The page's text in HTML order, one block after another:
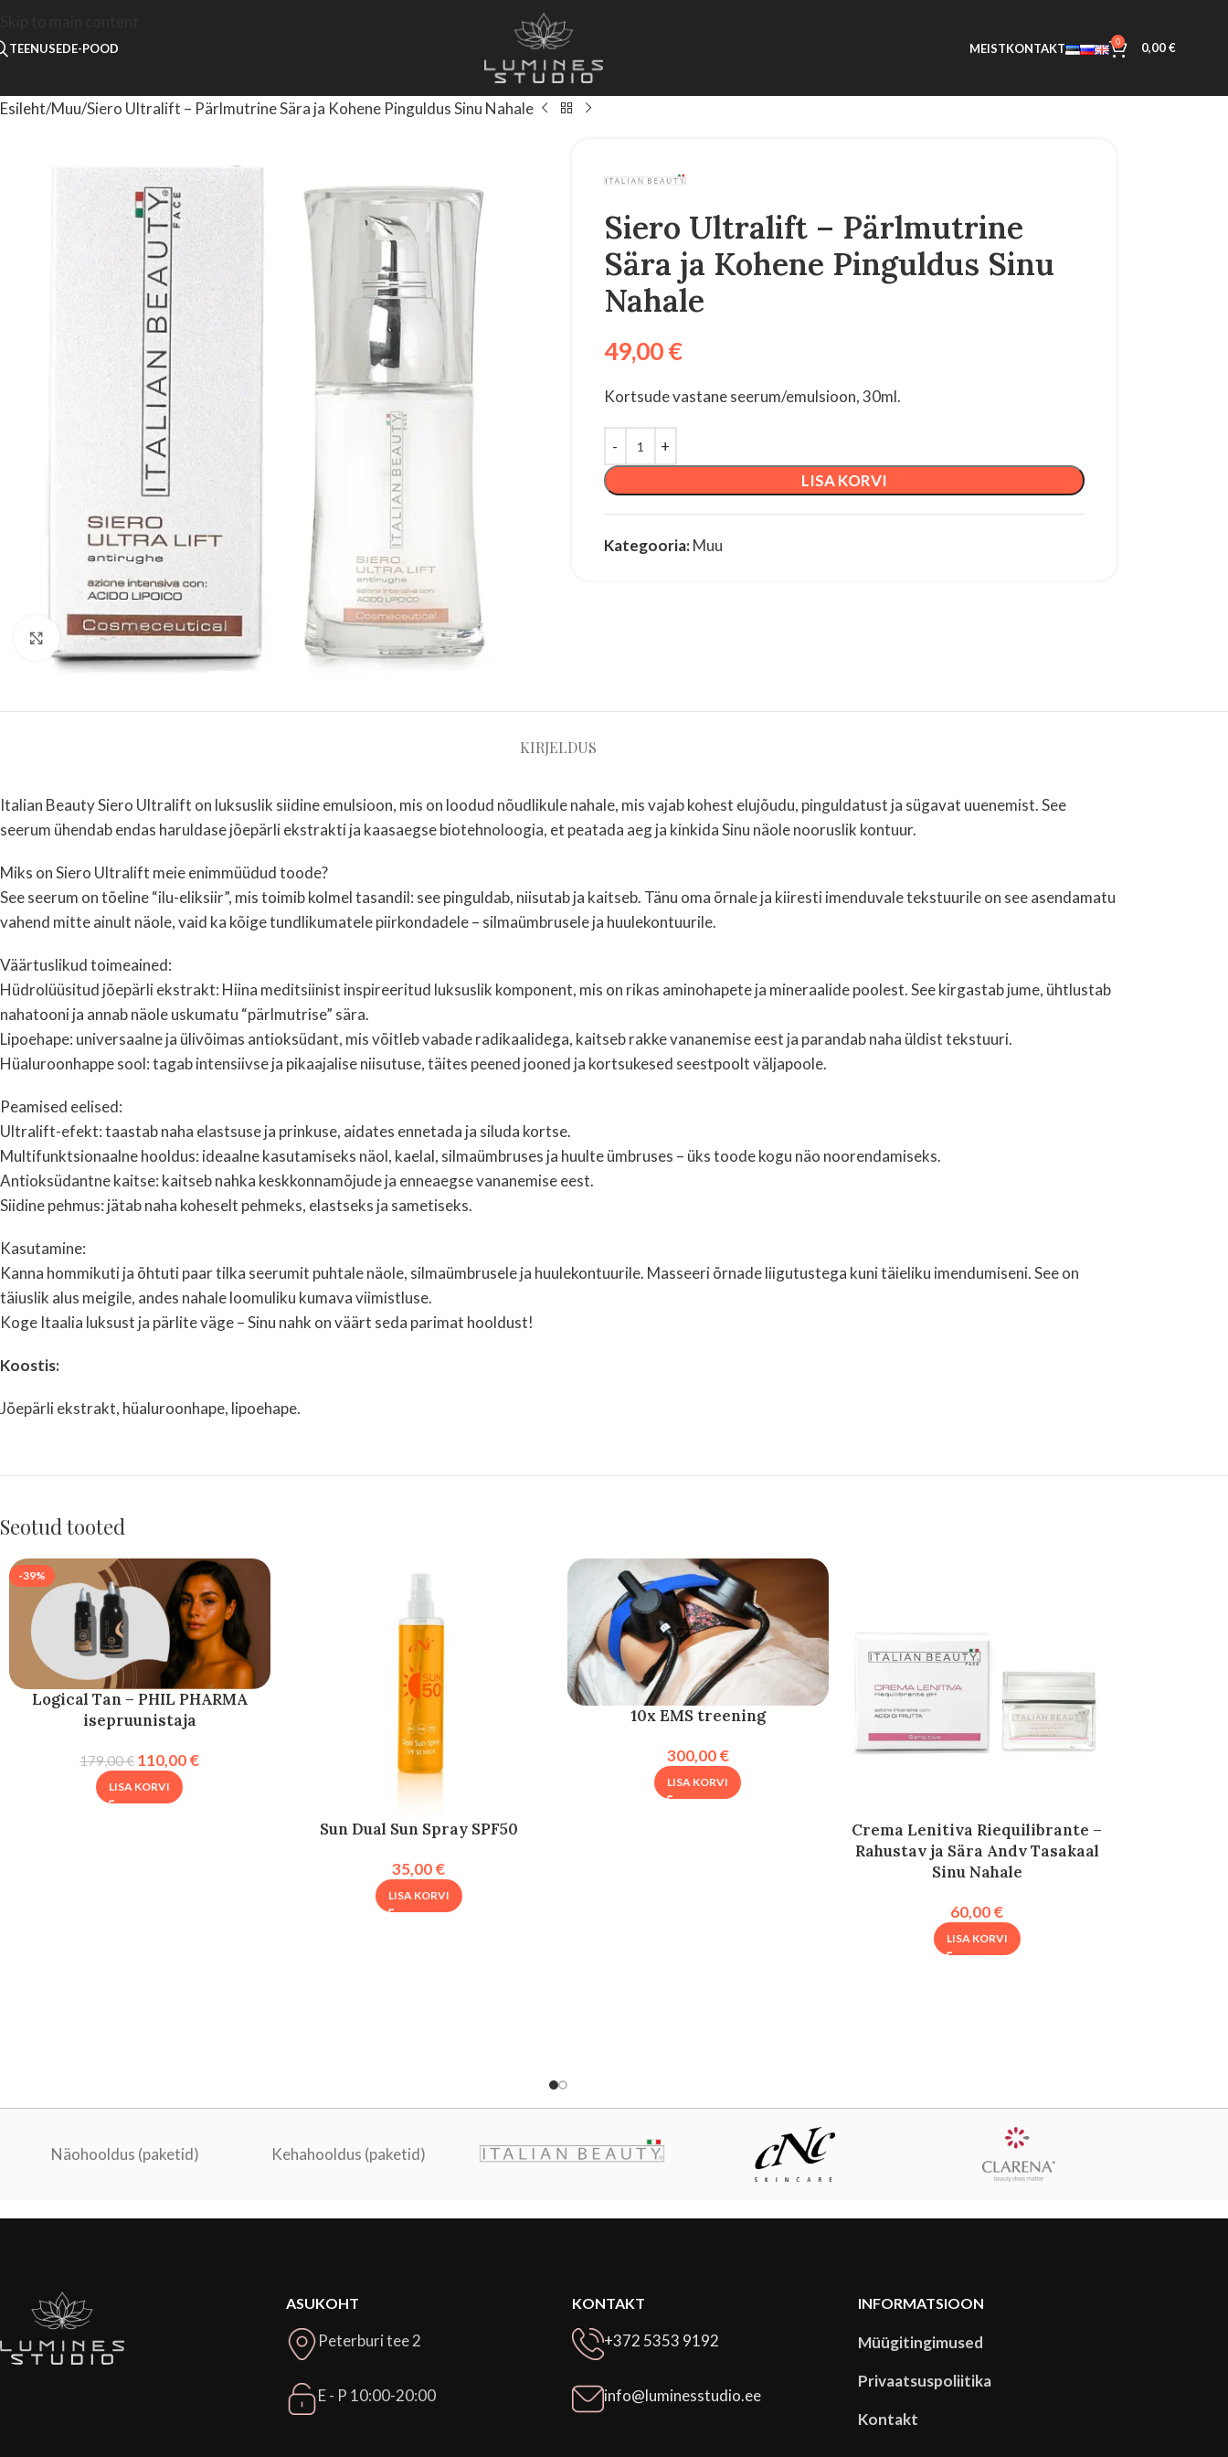
TEENUSEDE-POOD MEISTKONTAKT 0 0,00€
Esileht Muu Siero Ultralift – Pärlmutrine Sära ja Kohene Pinguldus Sinu Nahale
Suurenda
Siero Ultralift – Pärlmutrine
Sära ja Kohene Pinguldus Sinu
Nahale
49,00€
Kortsude vastane seerum/emulsioon, 30ml.
LISA KORVI
Kategooria:Muu
KIRJELDUS
Italian Beauty Siero Ultralift on luksuslik siidine emulsioon, mis on loodud nõudlikule nahale, mis vajab kohest elujõudu, pinguldatust ja sügavat uuenemist. See
seerum ühendab endas haruldase jõepärli ekstrakti ja kaasaegse biotehnoloogia, et peatada aeg ja kinkida Sinu näole nooruslik kontuur.
Miks on Siero Ultralift meie enimmüüdud toode?
See seerum on tõeline “ilu-eliksiir”, mis toimib kolmel tasandil: see pinguldab, niisutab ja kaitseb. Tänu oma õrnale ja kiiresti imenduvale tekstuurile on see asendamatu
vahend mitte ainult näole, vaid ka kõige tundlikumatele piirkondadele – silmaümbrusele ja huulekontuurile.
Väärtuslikud toimeained:
Hüdrolüüsitud jõepärli ekstrakt: Hiina meditsiinist inspireeritud luksuslik komponent, mis on rikas aminohapete ja mineraalide poolest. See kirgastab jume, ühtlustab
nahatooni ja annab näole uskumatu “pärlmutrise” sära.
Lipoehape: universaalne ja ülivõimas antioksüdant, mis võitleb vabade radikaalidega, kaitseb rakke vananemise eest ja parandab naha üldist tekstuuri.
Hüaluroonhappe sool: tagab intensiivse ja pikaajalise niisutuse, täites peened jooned ja kortsukesed seestpoolt väljapoole.
Peamised eelised:
Ultralift-efekt: taastab naha elastsuse ja prinkuse, aidates ennetada ja siluda kortse.
Multifunktsionaalne hooldus: ideaalne kasutamiseks näol, kaelal, silmaümbruses ja huulte ümbruses – üks toode kogu näo noorendamiseks.
Antioksüdantne kaitse: kaitseb nahka keskkonnamõjude ja enneaegse vananemise eest.
Siidine pehmus: jätab naha koheselt pehmeks, elastseks ja sametiseks.
Kasutamine:
Kanna hommikuti ja õhtuti paar tilka seerumit puhtale näole, silmaümbrusele ja huulekontuurile. Masseeri õrnade liigutustega kuni täieliku imendumiseni. See on
täiuslik alus meigile, andes nahale loomuliku kumava viimistluse.
Koge Itaalia luksust ja pärlite väge – Sinu nahk on väärt seda parimat hooldust!
Koostis:
Jõepärli ekstrakt, hüaluroonhape, lipoehape.
Seotud tooted
-39%
Logical Tan – PHIL PHARMA
isepruunistaja
179,00€ 110,00€
LISA KORVI
Sun Dual Sun Spray SPF50
35,00€
LISA KORVI
10x EMS treening
300,00€
LISA KORVI
Crema Lenitiva Riequilibrante –
Rahustav ja Sära Andv Tasakaal
Sinu Nahale
60,00€
LISA KORVI
Näohooldus (paketid) Kehahooldus (paketid)
ASUKOHT
Peterburi tee 2
E - P 10:00-20:00
KONTAKT
+372 5353 9192
info@luminesstudio.ee
INFORMATSIOON
Müügitingimused
Privaatsuspoliitika
Kontakt